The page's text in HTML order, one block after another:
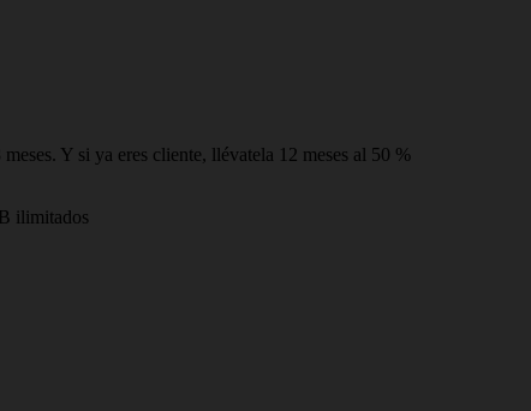
Y si ya eres cliente, llévatela 12 meses al 50 %
ilimitados